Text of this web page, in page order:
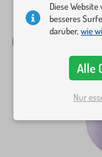
Diese
besseres
darüber,wie
Alle
Nur